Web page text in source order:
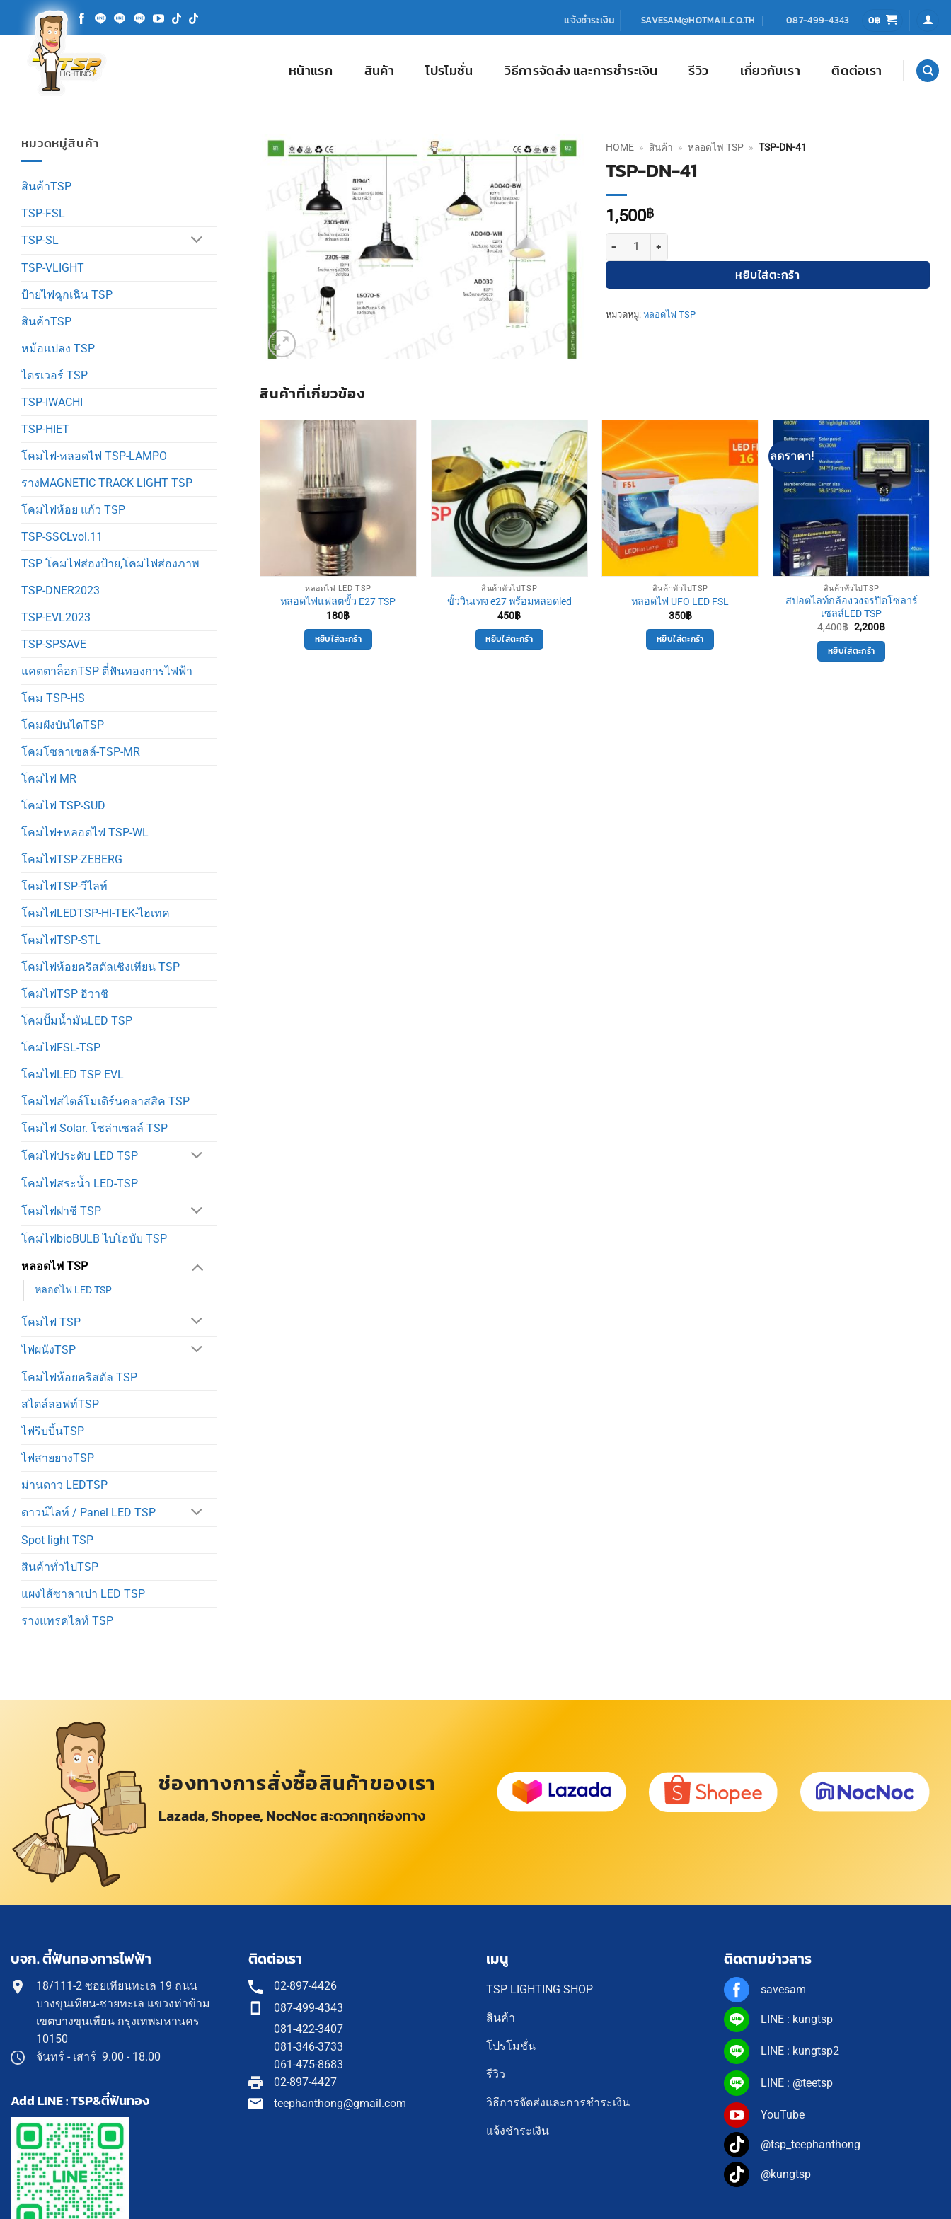
แจ้งชำระเงิน SAVESAM@HOTMAIL.CO.TH 087-499-4343 0฿
หน้าแรก สินค้า โปรโมชั่น วิธีการจัดส่ง และการชำระเงิน รีวิว เกี่ยวกับเรา ติดต่อเรา
หมวดหมู่สินค้า
สินค้าTSP
TSP-FSL
TSP-SL
TSP-VLIGHT
ป้ายไฟฉุกเฉิน TSP
สินค้าTSP
หม้อแปลง TSP
ไดรเวอร์ TSP
TSP-IWACHI
TSP-HIET
โคมไฟ-หลอดไฟ TSP-LAMPO
รางMAGNETIC TRACK LIGHT TSP
โคมไฟห้อย แก้ว TSP
TSP-SSCLvol.11
TSP โคมไฟส่องป้าย,โคมไฟส่องภาพ
TSP-DNER2023
TSP-EVL2023
TSP-SPSAVE
แคตตาล็อกTSP ตี๋ฟันทองการไฟฟ้า
โคม TSP-HS
โคมฝังบันไดTSP
โคมโซลาเซลล์-TSP-MR
โคมไฟ MR
โคมไฟ TSP-SUD
โคมไฟ+หลอดไฟ TSP-WL
โคมไฟTSP-ZEBERG
โคมไฟTSP-วีไลท์
โคมไฟLEDTSP-HI-TEK-ไฮเทค
โคมไฟTSP-STL
โคมไฟห้อยคริสตัลเชิงเทียน TSP
โคมไฟTSP อิวาชิ
โคมปั้มน้ำมันLED TSP
โคมไฟFSL-TSP
โคมไฟLED TSP EVL
โคมไฟสไตล์โมเดิร์นคลาสสิค TSP
โคมไฟ Solar. โซล่าเซลล์ TSP
โคมไฟประดับ LED TSP
โคมไฟสระน้ำ LED-TSP
โคมไฟฝาชี TSP
โคมไฟbioBULB ไบโอบับ TSP
หลอดไฟ TSP
หลอดไฟ LED TSP
โคมไฟ TSP
ไฟผนังTSP
โคมไฟห้อยคริสตัล TSP
สไตล์ลอฟท์TSP
ไฟริบบิ้นTSP
ไฟสายยางTSP
ม่านดาว LEDTSP
ดาวน์ไลท์ / Panel LED TSP
Spot light TSP
สินค้าทั่วไปTSP
แผงไส้ซาลาเปา LED TSP
รางแทรคไลท์ TSP
HOME » สินค้า » หลอดไฟ TSP » TSP-DN-41
TSP-DN-41
1,500฿
จำนวน TSP-DN-41 ชิ้น
หยิบใส่ตะกร้า
หมวดหมู่: หลอดไฟ TSP
สินค้าที่เกี่ยวข้อง
หลอดไฟ LED TSP
หลอดไฟแฟลตขั้ว E27 TSP
180฿
หยิบใส่ตะกร้า
สินค้าทั่วไปTSP
ขั้ววินเทจ e27 พร้อมหลอดled
450฿
หยิบใส่ตะกร้า
สินค้าทั่วไปTSP
หลอดไฟ UFO LED FSL
350฿
หยิบใส่ตะกร้า
ลดราคา!
สินค้าทั่วไปTSP
สปอตไลท์กล้องวงจรปิดโซลาร์
เซลล์LED TSP
4,400฿ Original
was:
4,400฿.
2,200฿Current
is:
2,200฿.
หยิบใส่ตะกร้า
TSP
ช่องทางการสั่งซื้อสินค้าของเรา
Lazada, Shopee, NocNoc สะดวกทุกช่องทาง
บจก. ตี๋ฟันทองการไฟฟ้า
18/111-2 ซอยเทียนทะเล 19 ถนน
บางขุนเทียน-ชายทะเล แขวงท่าข้าม
เขตบางขุนเทียน กรุงเทพมหานคร
10150
จันทร์ - เสาร์ 9.00 - 18.00
Add LINE : TSP&ตี๋ฟันทอง
ติดต่อเรา
02-897-4426
087-499-4343
081-422-3407
081-346-3733
061-475-8683
02-897-4427
teephanthong@gmail.com
เมนู
TSP LIGHTING SHOP
สินค้า
โปรโมชั่น
รีวิว
วิธีการจัดส่งและการชำระเงิน
แจ้งชำระเงิน
ติดตามข่าวสาร
savesam
LINE : kungtsp
LINE : kungtsp2
LINE : @teetsp
YouTube
@tsp_teephanthong
@kungtsp